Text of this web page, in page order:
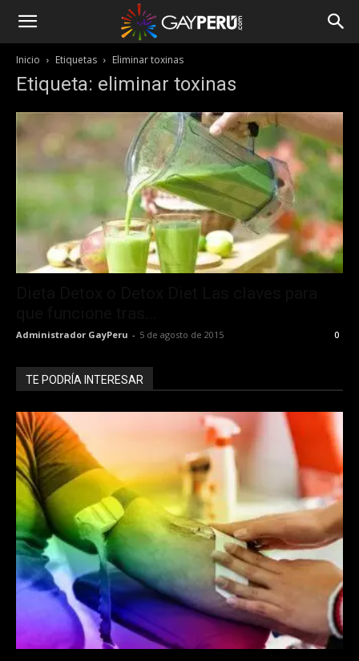
Inicio Etiquetas Eliminar toxinas
Etiqueta: eliminar toxinas
Administrador GayPeru - 5 de agosto de 2015 0
TE PODRÍA INTERESAR